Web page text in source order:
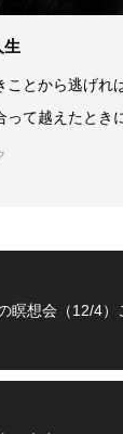
生
ことから逃げれ
て越えたとき
瞑想会（12/4）